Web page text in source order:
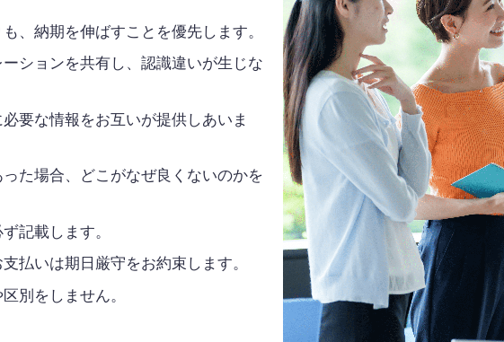
、納期を伸ばすことを優先します。
ションを共有し、認識違いが生じな
要な情報をお互いが提供しあいま
た場合、どこがなぜ良くないのかを
記載します。
払いは期日厳守をお約束します。
別をしません。